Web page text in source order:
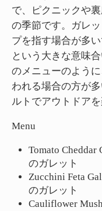
で、ピクニックや
の季節です。ガレ
プを指す場合が多
という大きな意味
のメニューのよう
われる場合の方が
ルトでアウトドアを
Menu
Tomato
のガレット
Zucchini Feta
のガレット
Cauliflower